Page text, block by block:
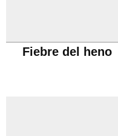
Fiebre del heno